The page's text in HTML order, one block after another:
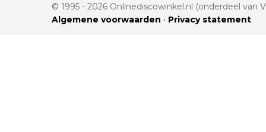
© 1995 - 2026 Onlinediscowinkel.nl (onderdeel van
Algemene voorwaarden • Privacy statement